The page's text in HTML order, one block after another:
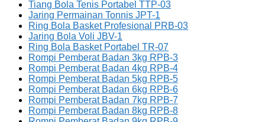
Tiang Bola Tenis Portabel TTP-03
Jaring Permainan Tonnis JPT-1
Ring Bola Basket Profesional PRB-03
Jaring Bola Voli JBV-1
Ring Bola Basket Portabel TR-07
Rompi Pemberat Badan 3kg RPB-3
Rompi Pemberat Badan 4kg RPB-4
Rompi Pemberat Badan 5kg RPB-5
Rompi Pemberat Badan 6kg RPB-6
Rompi Pemberat Badan 7kg RPB-7
Rompi Pemberat Badan 8kg RPB-8